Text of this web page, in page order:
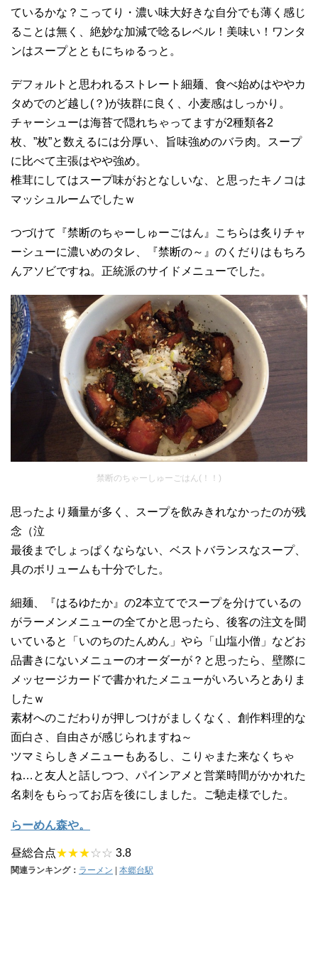
ているかな？こってり・濃い味大好きな自分でも薄く感じ
ることは無く、絶妙な加減で唸るレベル！美味い！ワンタ
ンはスープとともにちゅるっと。
デフォルトと思われるストレート細麺、食べ始めはややカ
タめでのど越し(？)が抜群に良く、小麦感はしっかり。
チャーシューは海苔で隠れちゃってますが2種類各2
枚、”枚”と数えるには分厚い、旨味強めのバラ肉。スープ
に比べて主張はやや強め。
椎茸にしてはスープ味がおとなしいな、と思ったキノコは
マッシュルームでしたｗ
つづけて『禁断のちゃーしゅーごはん』こちらは炙りチャ
ーシューに濃いめのタレ、『禁断の～』のくだりはもちろ
んアソビですね。正統派のサイドメニューでした。
禁断のちゃーしゅーごはん(！！)
思ったより麺量が多く、スープを飲みきれなかったのが残
念（泣
最後までしょっぱくならない、ベストバランスなスープ、
具のボリュームも十分でした。
細麺、『はるゆたか』の2本立てでスープを分けているの
がラーメンメニューの全てかと思ったら、後客の注文を聞
いていると「いのちのたんめん」やら「山塩小僧」などお
品書きにないメニューのオーダーが？と思ったら、壁際に
メッセージカードで書かれたメニューがいろいろとありま
したｗ
素材へのこだわりが押しつけがましくなく、創作料理的な
面白さ、自由さが感じられますね～
ツマミらしきメニューもあるし、こりゃまた来なくちゃ
ね…と友人と話しつつ、パインアメと営業時間がかかれた
名刺をもらってお店を後にしました。ご馳走様でした。
らーめん森や。
昼総合点★★★☆☆ 3.8
関連ランキング： ラーメン 本郷台駅